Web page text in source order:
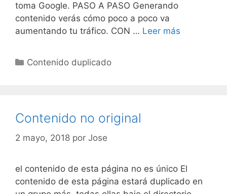
toma Google. PASO A PASO Generando
contenido verás cómo poco a poco va
aumentando tu tráfico. CON … Leer más
Categorías
Contenido duplicado
Contenido no original
2 mayo, 2018 por Jose
el contenido de esta página no es único El
contenido de esta página estará duplicado en